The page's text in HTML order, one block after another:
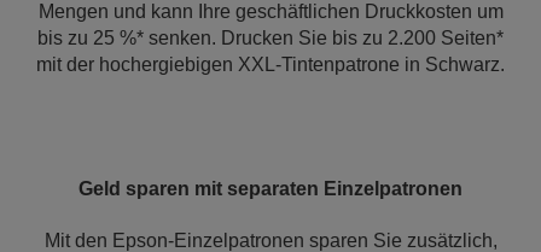
Mengen und kann Ihre geschäftlichen Druckkosten um
bis zu 25 %* senken. Drucken Sie bis zu 2.200 Seiten*
mit der hochergiebigen XXL-Tintenpatrone in Schwarz.
Geld sparen mit separaten Einzelpatronen
Mit den Epson-Einzelpatronen sparen Sie zusätzlich,